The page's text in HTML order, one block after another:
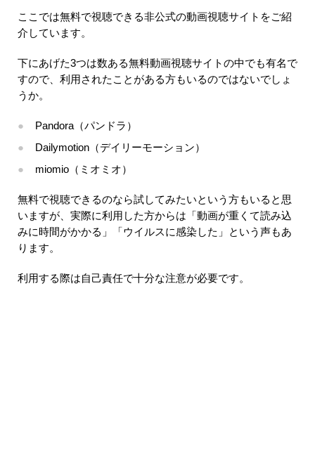
ここでは無料で視聴できる非公式の動画視聴サイトをご紹
介しています。
下にあげた3つは数ある無料動画視聴サイトの中でも有名で
すので、利用されたことがある方もいるのではないでしょ
うか。
Pandora（パンドラ）
Dailymotion（デイリーモーション）
miomio（ミオミオ）
無料で視聴できるのなら試してみたいという方もいると思
いますが、実際に利用した方からは「動画が重くて読み込
みに時間がかかる」「ウイルスに感染した」という声もあ
ります。
利用する際は自己責任で十分な注意が必要です。